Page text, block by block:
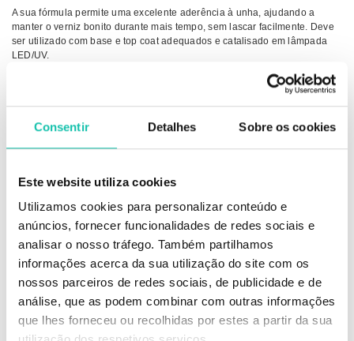
Consentir Detalhes Sobre os cookies
Este website utiliza cookies
Utilizamos cookies para personalizar conteúdo e
anúncios, fornecer funcionalidades de redes sociais e
analisar o nosso tráfego. Também partilhamos
informações acerca da sua utilização do site com os
nossos parceiros de redes sociais, de publicidade e de
análise, que as podem combinar com outras informações
que lhes forneceu ou recolhidas por estes a partir da sua
A sua fórmula permite uma excelente aderência à unha, ajudando a
manter o verniz bonito durante mais tempo, sem lascar facilmente. Deve
ser utilizado com base e top coat adequados e catalisado em lâmpada
LED/UV.
Fácil aplicação
Catalisa em lâmpada LED/UV
Nota:
Produto de uso profissional. Evitar o contacto com a pele e manter fora do
alcance das crianças. Guardar em local fresco, seco e protegido da luz
As amostras dos tons de verniz são meramente indicadoras, uma vez que
as mesmas podem variar consoante o ecrã de computador usado para a
sua visualização.
Desta forma, não nos responsabilizamos por eventuais variações de cor
que possam surgir.